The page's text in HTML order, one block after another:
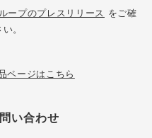
ープのプレスリリース をご確
。
ページはこちら
い合わせ